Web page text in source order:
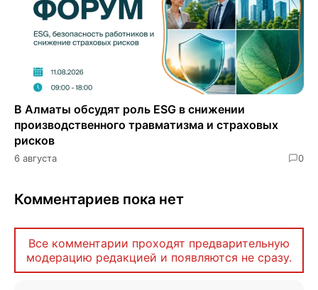
В Алматы обсудят роль ESG в снижении
производственного травматизма и страховых
рисков
6 августа 0
Комментариев пока нет
Все комментарии проходят предварительную
модерацию редакцией и появляются не сразу.